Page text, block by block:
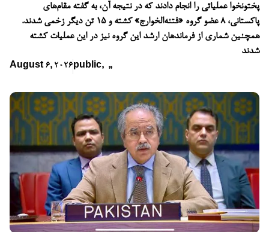
پختونخوا عملیاتی را انجام دادند که در نتیجه آن، به گفته مقام‌های
پاکستانی، ۸ عضو گروه «فتنه‌الخوارج» کشته و ۱۵ تن دیگر زخمی شدند.
همچنین شماری از فرماندهان ارشد این گروه نیز در این عملیات کشته
شدند
August 6, 2026 public, ,,